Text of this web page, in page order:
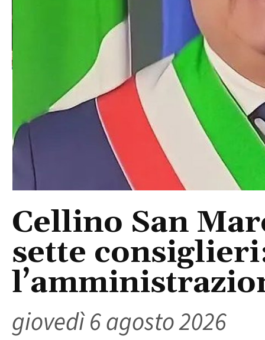
Cellino San
sette
giovedì 6 agosto 2026